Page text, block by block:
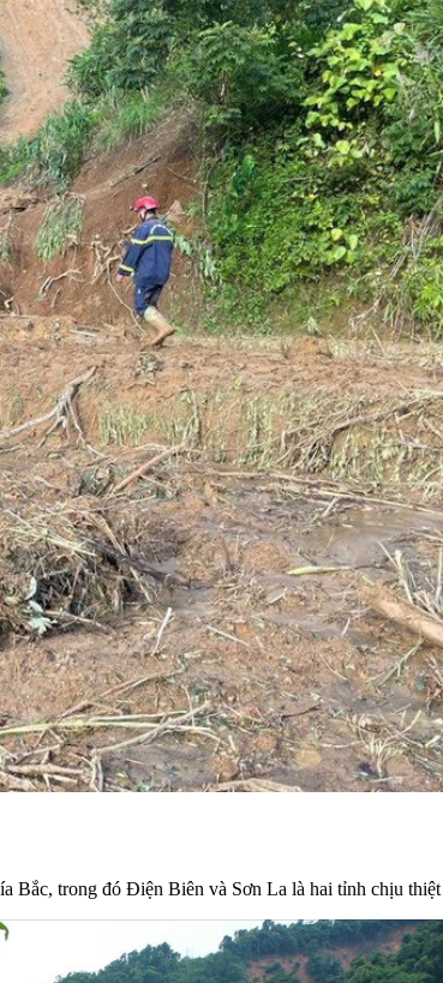
Bắc, trong đó Điện Biên và Sơn La là hai tỉnh chịu thiệt